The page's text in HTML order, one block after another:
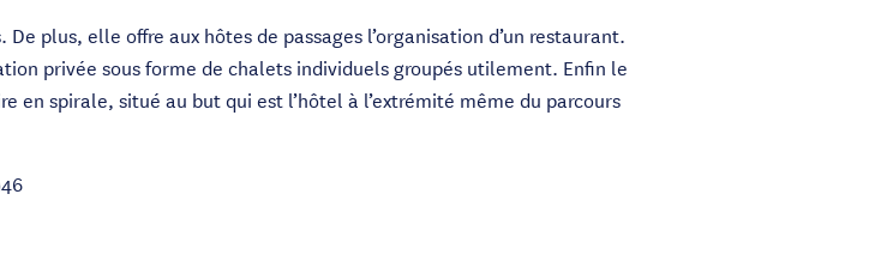
plus, elle offre aux hôtes de passages l’organisation d’un restaurant.
privée sous forme de chalets individuels groupés utilement. Enfin le
en spirale, situé au but qui est l’hôtel à l’extrémité même du parcours